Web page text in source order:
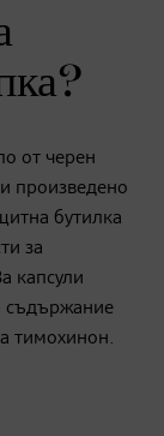
от черен
произведено
бутилка
за
капсули
съдържание
тимохинон.